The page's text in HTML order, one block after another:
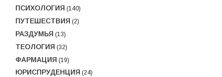
ПСИХОЛОГИЯ (140)
ПУТЕШЕСТВИЯ (2)
РАЗДУМЬЯ (13)
ТЕОЛОГИЯ (32)
ФАРМАЦИЯ (19)
ЮРИСПРУДЕНЦИЯ (24)